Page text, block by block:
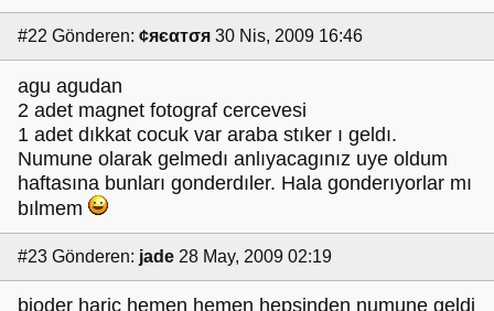
#22 Gönderen: ¢яєαтσя 30 Nis, 2009 16:46
agu agudan
2 adet magnet fotograf cercevesi
1 adet dıkkat cocuk var araba stıker ı geldı.
Numune olarak gelmedı anlıyacagınız uye oldum
haftasına bunları gonderdıler. Hala gonderıyorlar mı
bılmem
#23 Gönderen: jade 28 May, 2009 02:19
bioder hariç hemen hemen hepsinden numune geldi